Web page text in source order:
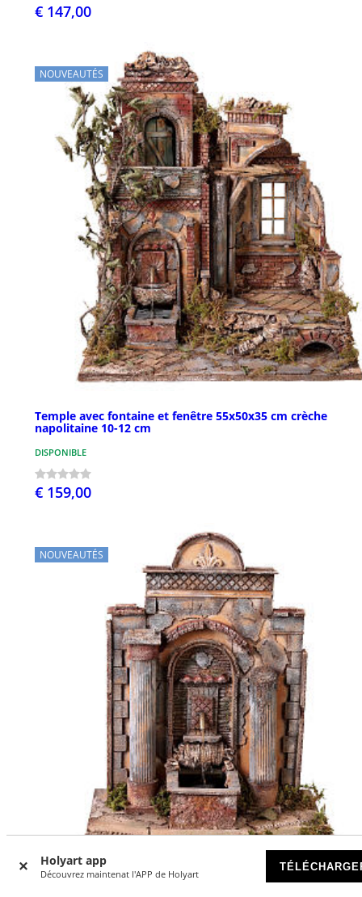
Holyart app
Découvrez maintenat l'APP de Holyart
€ 147,00
NOUVEAUTÉS
Temple avec fontaine et fenêtre 55x50x35 cm crèche
napolitaine 10-12 cm
DISPONIBLE
€ 159,00
NOUVEAUTÉS